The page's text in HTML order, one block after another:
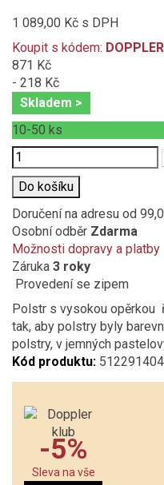
1 089,00 Kč s DPH
Koupit s kódem:
871 Kč
- 218 Kč
Skladem >
10-50 ks
Počet
Do košíku
Doručení na adresu od
Osobní odběr Zdarma
Možnosti dopravy a platby
Záruka 3 roky
Provedení se zipem
Polstr s vysokou opěrkou
tak, aby polstry byly
polstry, v jemných
Kód produktu:
-5%
Sleva na vše